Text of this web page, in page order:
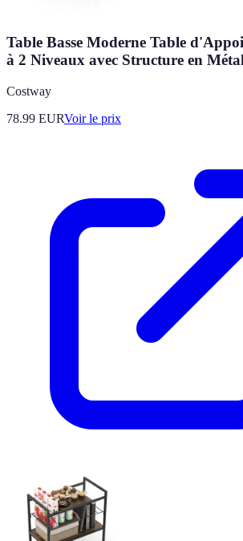
Table Basse Moderne Table
à 2 Niveaux avec Structure en
Costway
78.99 EURVoir le prix